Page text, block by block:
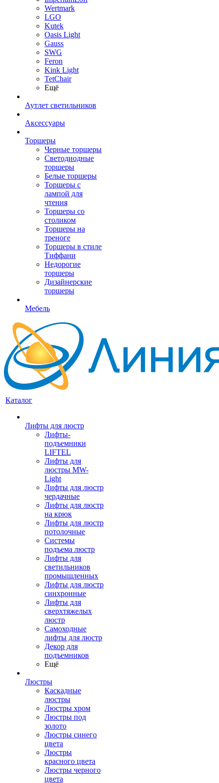
Wertmark
LGO
Kutek
Oasis Light
Gauss
SWG
Feron
Kink Light
TetСhair
Ещё
Аутлет светильников
Аксессуары
Торшеры
Черные торшеры
Светодиодные
торшеры
Белые торшеры
Торшеры с
лампой для
чтения
Торшеры со
столиком
Торшеры на
треноге
Торшеры в стиле
Тиффани
Недорогие
торшеры
Дизайнерские
торшеры
Мебель
Каталог
Лифты для люстр
Лифты-
подъемники
LIFTEL
Лифты для
люстры MW-
Light
Лифты для люстр
чердачные
Лифты для люстр
на крюк
Лифты для люстр
потолочные
Системы
подъема люстр
Лифты для
светильников
промышленных
Лифты для люстр
синхронные
Лифты для
сверхтяжелых
люстр
Самоходные
лифты для люстр
Декор для
подъемников
Ещё
Люстры
Каскадные
люстры
Люстры хром
Люстры под
золото
Люстры синего
цвета
Люстры
красного цвета
Люстры черного
цвета